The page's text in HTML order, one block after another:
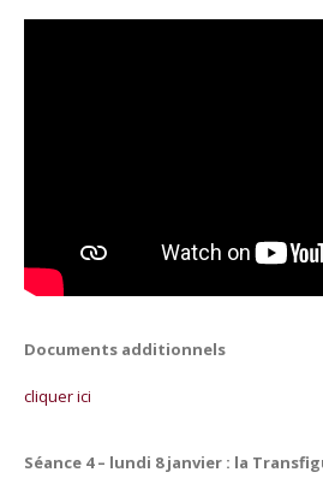
Documents additionnels
cliquer ici
Séance 4 – lundi 8 janvier : la